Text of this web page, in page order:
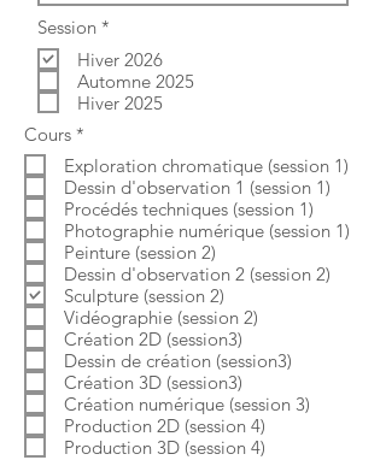
Session *
l
i
g
a
i
r
e
Hiver 2026
Automne 2025
Hiver 2025
Cours *
l
i
g
a
t
o
i
r
e
Exploration chromatique (session 1)
Dessin d'observation 1 (session 1)
Procédés techniques (session 1)
Photographie numérique (session 1)
Peinture (session 2)
Dessin d'observation 2 (session 2)
Sculpture (session 2)
Vidéographie (session 2)
Création 2D (session3)
Dessin de création (session3)
Création 3D (session3)
Création numérique (session 3)
Production 2D (session 4)
Production 3D (session 4)